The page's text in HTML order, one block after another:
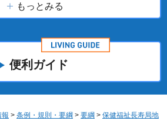
もっとみる
便利ガイド
報 > 条例・規則・要綱 > 要綱 > 保健福祉長寿局地